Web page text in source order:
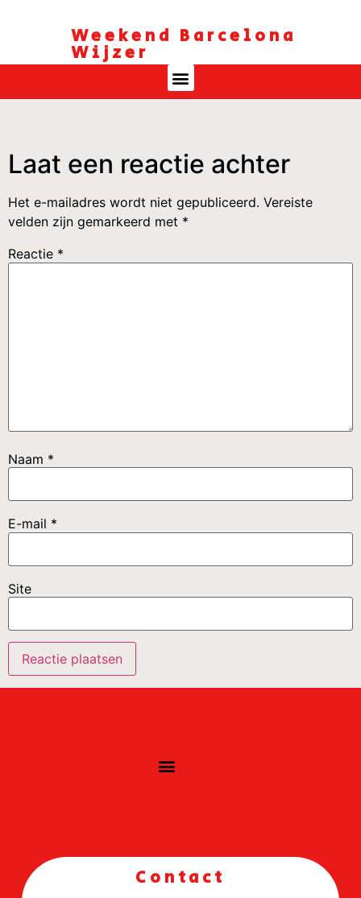
Weekend Barcelona
Wijzer
Laat een reactie achter
Het e-mailadres wordt niet gepubliceerd. Vereiste
velden zijn gemarkeerd met *
Reactie *
Naam *
E-mail *
Site
Contact